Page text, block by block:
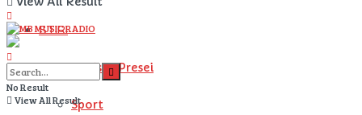
STIRI
Revista Presei
Sport
No Result
View All Result